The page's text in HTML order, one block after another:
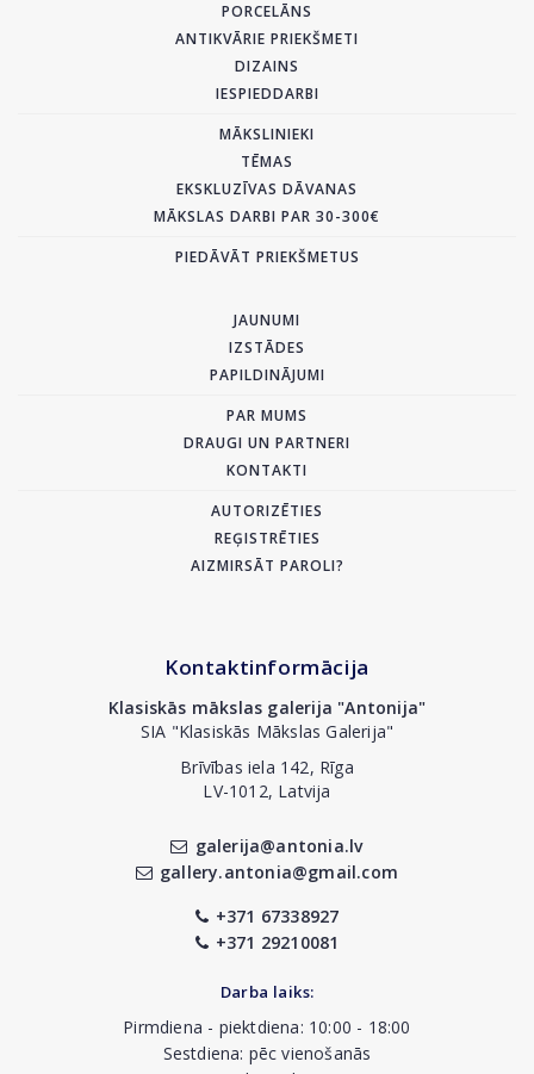
PORCELĀNS
ANTIKVĀRIE PRIEKŠMETI
DIZAINS
IESPIEDDARBI
MĀKSLINIEKI
TĒMAS
EKSKLUZĪVAS DĀVANAS
MĀKSLAS DARBI PAR 30-300€
PIEDĀVĀT PRIEKŠMETUS
JAUNUMI
IZSTĀDES
PAPILDINĀJUMI
PAR MUMS
DRAUGI UN PARTNERI
KONTAKTI
AUTORIZĒTIES
REĢISTRĒTIES
AIZMIRSĀT PAROLI?
Kontaktinformācija
Klasiskās mākslas galerija "Antonija"
SIA "Klasiskās Mākslas Galerija"
Brīvības iela 142, Rīga
LV-1012, Latvija
galerija@antonia.lv
gallery.antonia@gmail.com
+371 67338927
+371 29210081
Darba laiks:
Pirmdiena - piektdiena: 10:00 - 18:00
Sestdiena: pēc vienošanās